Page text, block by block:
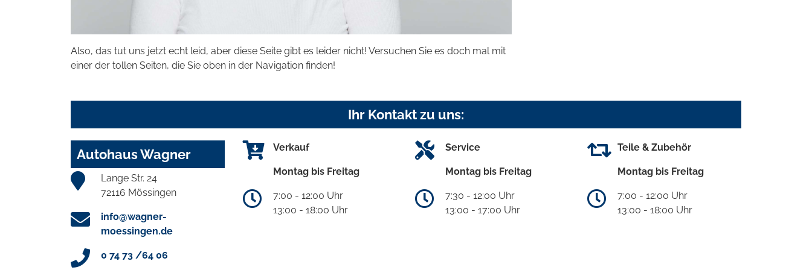
Also, das tut uns jetzt echt leid, aber diese Seite gibt es leider nicht! Versuchen Sie es doch mal mit
einer der tollen Seiten, die Sie oben in der Navigation finden!
Ihr Kontakt zu uns:
Autohaus Wagner
Lange Str. 24
72116 Mössingen
info@wagner-
moessingen.de
0 74 73 /64 06
Verkauf
Montag bis Freitag
7:00 - 12:00 Uhr
13:00 - 18:00 Uhr
Service
Montag bis Freitag
7:30 - 12:00 Uhr
13:00 - 17:00 Uhr
Teile & Zubehör
Montag bis Freitag
7:00 - 12:00 Uhr
13:00 - 18:00 Uhr